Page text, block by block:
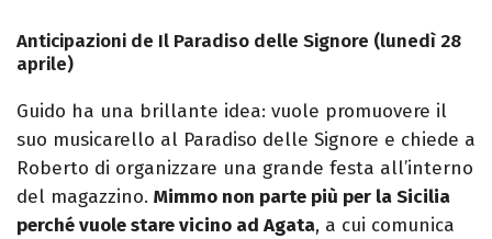
Anticipazioni de Il Paradiso delle Signore (lunedì 28
aprile)
Guido ha una brillante idea: vuole promuovere il
suo musicarello al Paradiso delle Signore e chiede a
Roberto di organizzare una grande festa all’interno
del magazzino. Mimmo non parte più per la Sicilia
perché vuole stare vicino ad Agata, a cui comunica